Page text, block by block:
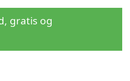
gratis og